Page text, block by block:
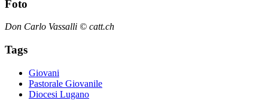
Foto
Don Carlo Vassalli © catt.ch
Tags
Giovani
Pastorale Giovanile
Diocesi Lugano